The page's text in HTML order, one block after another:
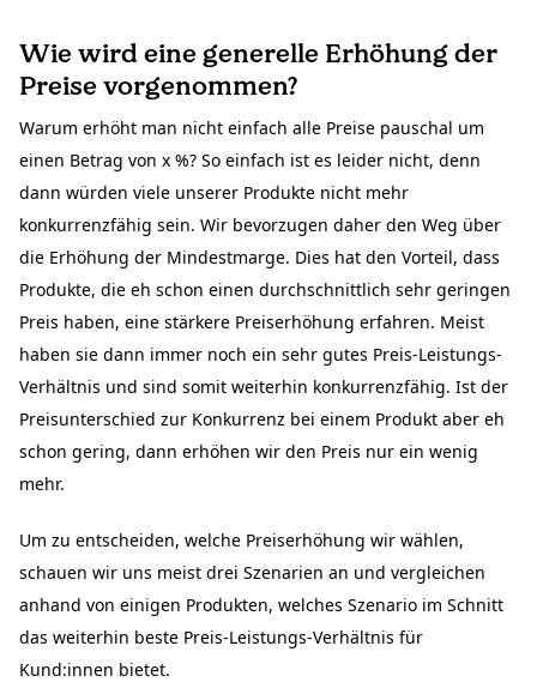
Wie wird eine generelle Erhöhung der
Preise vorgenommen?
Warum erhöht man nicht einfach alle Preise pauschal um
einen Betrag von x %? So einfach ist es leider nicht, denn
dann würden viele unserer Produkte nicht mehr
konkurrenzfähig sein. Wir bevorzugen daher den Weg über
die Erhöhung der Mindestmarge. Dies hat den Vorteil, dass
Produkte, die eh schon einen durchschnittlich sehr geringen
Preis haben, eine stärkere Preiserhöhung erfahren. Meist
haben sie dann immer noch ein sehr gutes Preis-Leistungs-
Verhältnis und sind somit weiterhin konkurrenzfähig. Ist der
Preisunterschied zur Konkurrenz bei einem Produkt aber eh
schon gering, dann erhöhen wir den Preis nur ein wenig
mehr.
Um zu entscheiden, welche Preiserhöhung wir wählen,
schauen wir uns meist drei Szenarien an und vergleichen
anhand von einigen Produkten, welches Szenario im Schnitt
das weiterhin beste Preis-Leistungs-Verhältnis für
Kund:innen bietet.